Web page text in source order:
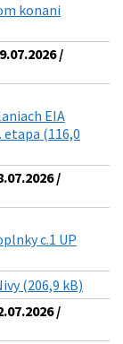
konani
/
EIA
etapa (116,0
/
c.1 UP
(206,9 kB)
/